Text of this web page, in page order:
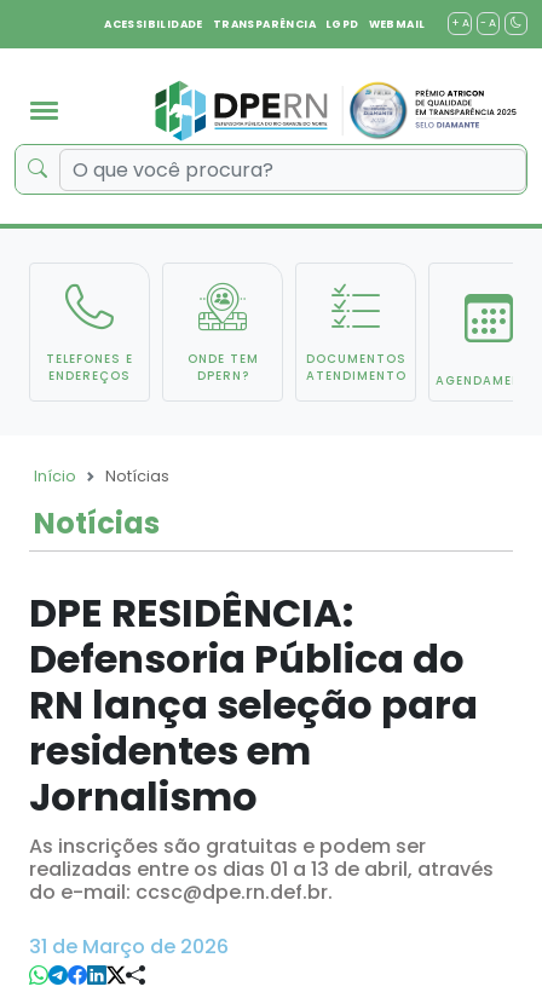
ACESSIBILIDADE TRANSPARÊNCIA LGPD WEBMAIL + A - A
TELEFONES E
ENDEREÇOS
ONDE TEM
DPERN?
DOCUMENTOS
ATENDIMENTO
AGENDAMENTO
Início Notícias
Notícias
DPE RESIDÊNCIA:
Defensoria Pública do
RN lança seleção para
residentes em
Jornalismo
As inscrições são gratuitas e podem ser
realizadas entre os dias 01 a 13 de abril, através
do e-mail: ccsc@dpe.rn.def.br.
31 de Março de 2026